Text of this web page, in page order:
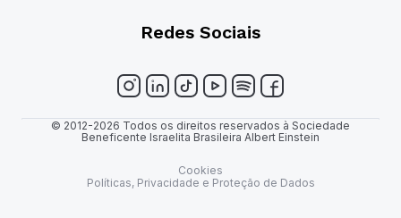
Redes Sociais
© 2012-2026 Todos os direitos reservados à Sociedade
Beneficente Israelita Brasileira Albert Einstein
Cookies
Políticas, Privacidade e Proteção de Dados